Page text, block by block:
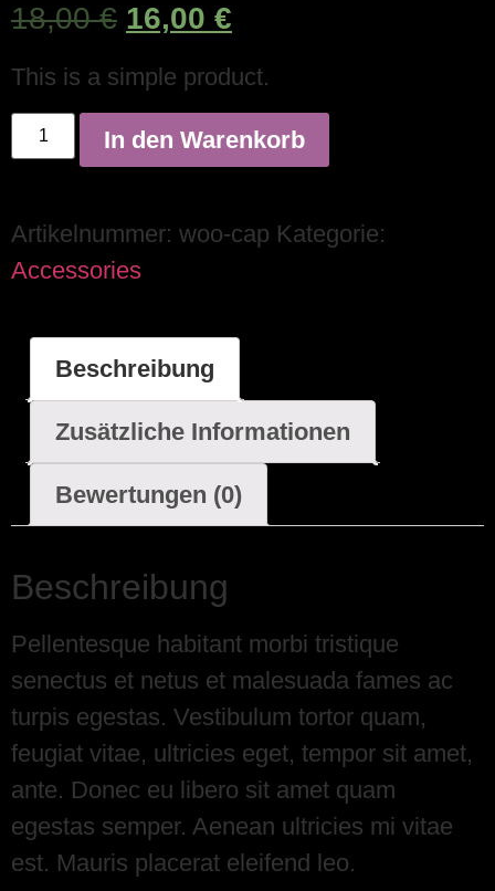
18,00€ 16,00 €
This is a simple product.
In den Warenkorb
Artikelnummer: woo-cap Kategorie:
Accessories
Beschreibung
Zusätzliche Informationen
Bewertungen (0)
Beschreibung
Pellentesque habitant morbi tristique
senectus et netus et malesuada fames ac
turpis egestas. Vestibulum tortor quam,
feugiat vitae, ultricies eget, tempor sit amet,
ante. Donec eu libero sit amet quam
egestas semper. Aenean ultricies mi vitae
est. Mauris placerat eleifend leo.